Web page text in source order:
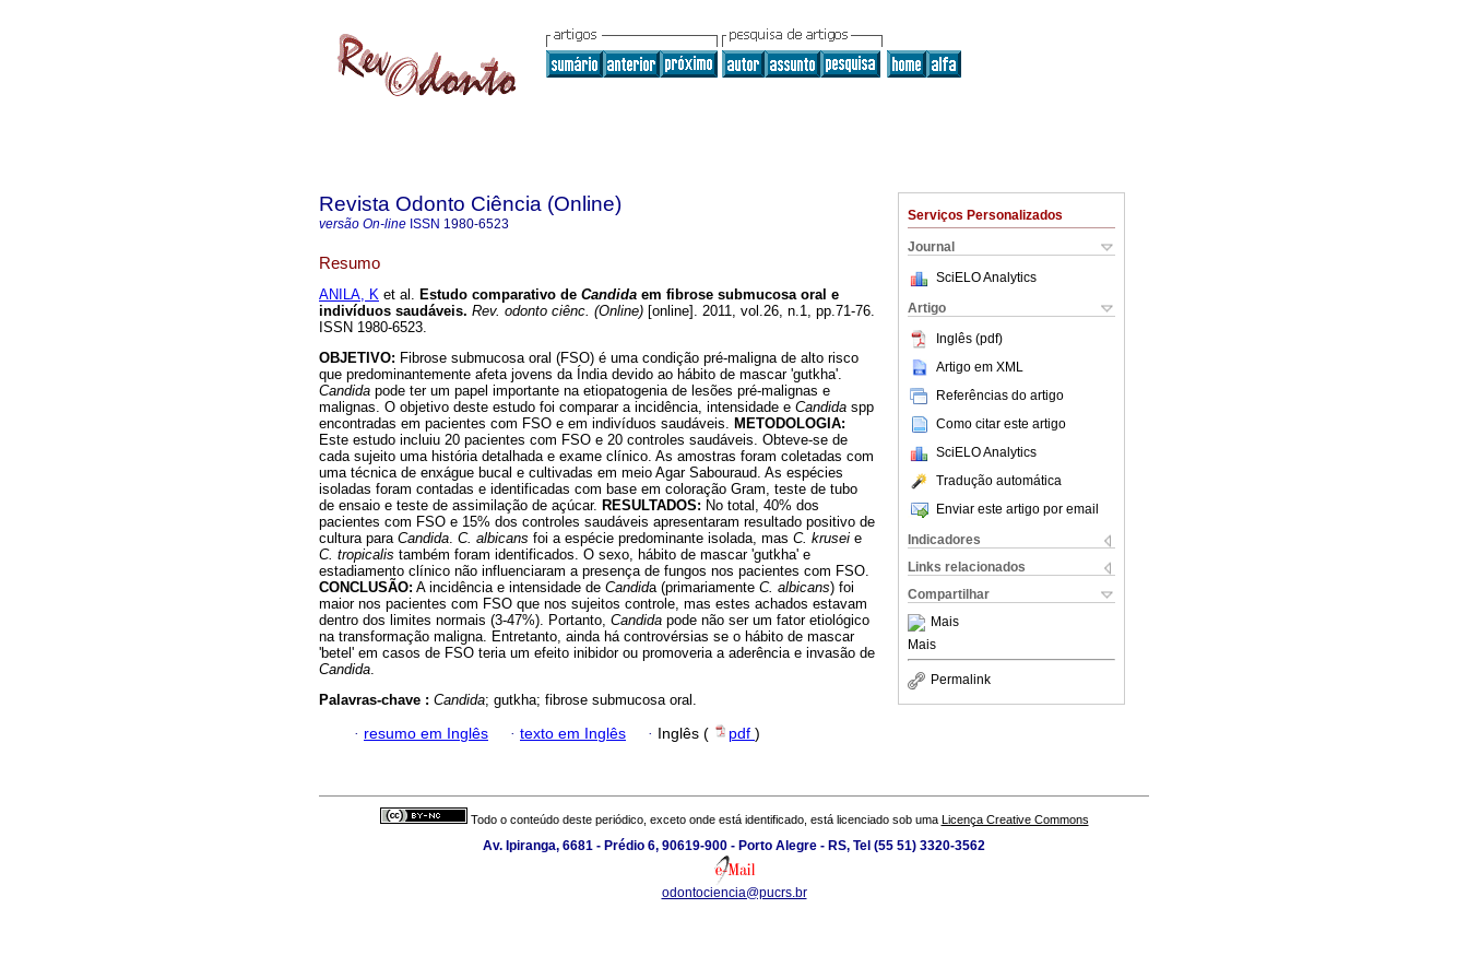
Serviços Personalizados
Journal
SciELO Analytics
Artigo
Inglês (pdf)
Artigo em XML
Referências do artigo
Como citar este artigo
SciELO Analytics
Tradução automática
Enviar este artigo por email
Indicadores
Links relacionados
Compartilhar
Mais
Mais
Permalink
Revista Odonto Ciência (Online)
versão On-line ISSN 1980-6523
Resumo
ANILA, K et al. Estudo comparativo de Candida em fibrose submucosa oral e
indivíduos saudáveis. Rev. odonto ciênc. (Online) [online]. 2011, vol.26, n.1, pp.71-76.
ISSN 1980-6523.
OBJETIVO: Fibrose submucosa oral (FSO) é uma condição pré-maligna de alto risco
que predominantemente afeta jovens da Índia devido ao hábito de mascar 'gutkha'.
Candida pode ter um papel importante na etiopatogenia de lesões pré-malignas e
malignas. O objetivo deste estudo foi comparar a incidência, intensidade e Candida spp
encontradas em pacientes com FSO e em indivíduos saudáveis. METODOLOGIA:
Este estudo incluiu 20 pacientes com FSO e 20 controles saudáveis. Obteve-se de
cada sujeito uma história detalhada e exame clínico. As amostras foram coletadas com
uma técnica de enxágue bucal e cultivadas em meio Agar Sabouraud. As espécies
isoladas foram contadas e identificadas com base em coloração Gram, teste de tubo
de ensaio e teste de assimilação de açúcar. RESULTADOS: No total, 40% dos
pacientes com FSO e 15% dos controles saudáveis apresentaram resultado positivo de
cultura para Candida. C. albicans foi a espécie predominante isolada, mas C. krusei e
C. tropicalis também foram identificados. O sexo, hábito de mascar 'gutkha' e
estadiamento clínico não influenciaram a presença de fungos nos pacientes com FSO.
CONCLUSÃO: A incidência e intensidade de Candida (primariamente C. albicans) foi
maior nos pacientes com FSO que nos sujeitos controle, mas estes achados estavam
dentro dos limites normais (3-47%). Portanto, Candida pode não ser um fator etiológico
na transformação maligna. Entretanto, ainda há controvérsias se o hábito de mascar
'betel' em casos de FSO teria um efeito inibidor ou promoveria a aderência e invasão de
Candida.
Palavras-chave : Candida; gutkha; fibrose submucosa oral.
· resumo em Inglês · texto em Inglês · Inglês ( pdf )
Todo o conteúdo deste periódico, exceto onde está identificado, está licenciado sob uma Licença Creative Commons
Av. Ipiranga, 6681 - Prédio 6, 90619-900 - Porto Alegre - RS, Tel (55 51) 3320-3562
odontociencia@pucrs.br